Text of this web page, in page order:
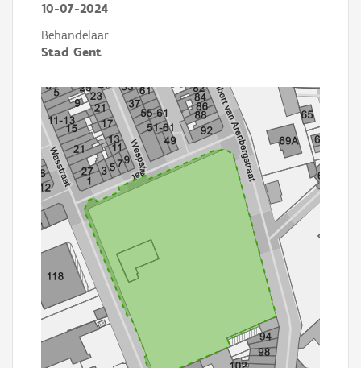
10-07-2024
Behandelaar
Stad Gent